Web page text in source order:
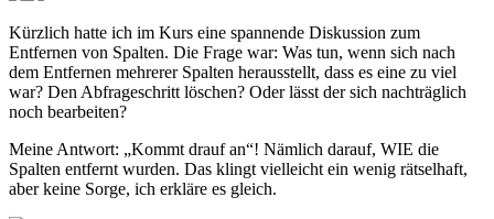
Kürzlich hatte ich im Kurs eine spannende Diskussion zum
Entfernen von Spalten. Die Frage war: Was tun, wenn sich nach
dem Entfernen mehrerer Spalten herausstellt, dass es eine zu viel
war? Den Abfrageschritt löschen? Oder lässt der sich nachträglich
noch bearbeiten?
Meine Antwort: „Kommt drauf an“! Nämlich darauf, WIE die
Spalten entfernt wurden. Das klingt vielleicht ein wenig rätselhaft,
aber keine Sorge, ich erkläre es gleich.